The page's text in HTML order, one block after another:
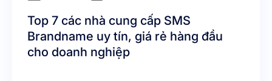
Top 7 các nhà cung cấp SMS
Brandname uy tín, giá rẻ hàng đầu
cho doanh nghiệp